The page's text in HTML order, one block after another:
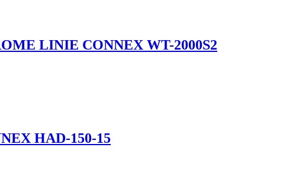
LINIE CONNEX WT-2000S2
HAD-150-15